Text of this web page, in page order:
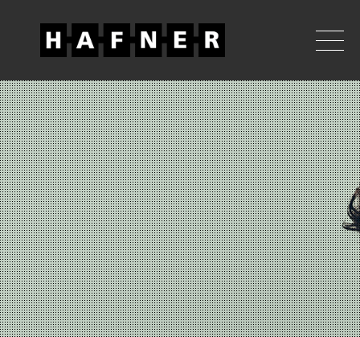
WILLKOMMEN
HAFNER
HERRENBEKLEIDUNG
SERVICE
KONTAKT